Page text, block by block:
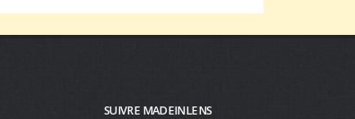
SUIVRE MADEINLENS